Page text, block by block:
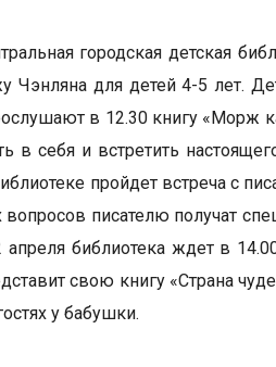
городская детская
Чэнляна для детей 4-5 лет.
в 12.30 книгу «Морж
в себя и встретить
пройдет встреча с
писателю получат
библиотека ждет в
свою книгу «Страна
у бабушки.